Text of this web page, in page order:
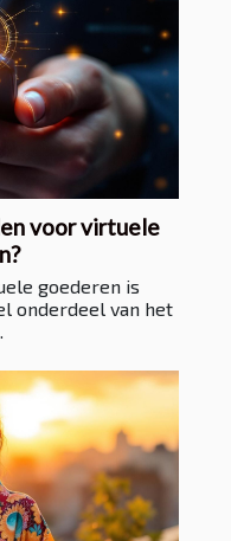
voor virtuele
goederen is
onderdeel van het